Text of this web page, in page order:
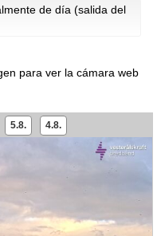
de día (salida del
para ver la cámara web
5.8. 4.8.